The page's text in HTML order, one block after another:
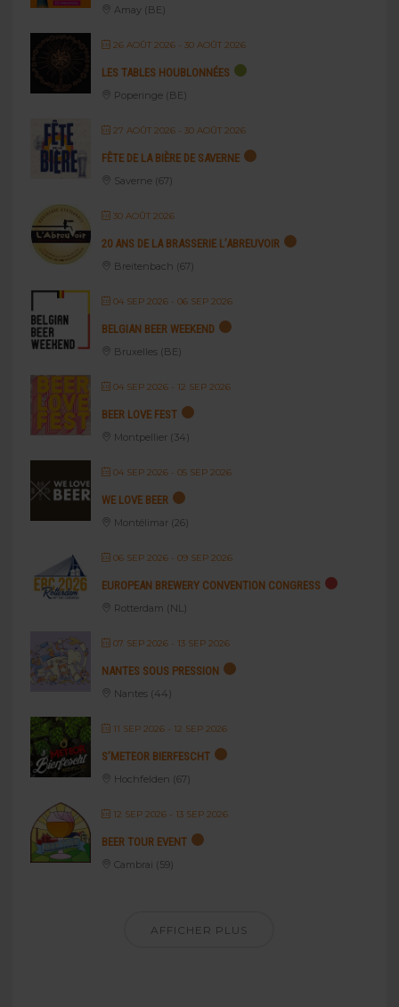
Amay (BE)
26 AOÛT 2026- 30 AOÛT 2026
LES TABLES HOUBLONNÉES
Poperinge (BE)
27 AOÛT 2026- 30 AOÛT 2026
FÊTE DE LA BIÈRE DE SAVERNE
Saverne (67)
30 AOÛT 2026
20 ANS DE LA BRASSERIE L’ABREUVOIR
Breitenbach (67)
04 SEP 2026- 06 SEP 2026
BELGIAN BEER WEEKEND
Bruxelles (BE)
04 SEP 2026- 12 SEP 2026
BEER LOVE FEST
Montpellier (34)
04 SEP 2026- 05 SEP 2026
WE LOVE BEER
Montélimar (26)
06 SEP 2026- 09 SEP 2026
EUROPEAN BREWERY CONVENTION CONGRESS
Rotterdam (NL)
07 SEP 2026- 13 SEP 2026
NANTES SOUS PRESSION
Nantes (44)
11 SEP 2026- 12 SEP 2026
S’METEOR BIERFESCHT
Hochfelden (67)
12 SEP 2026- 13 SEP 2026
BEER TOUR EVENT
Cambrai (59)
AFFICHER PLUS